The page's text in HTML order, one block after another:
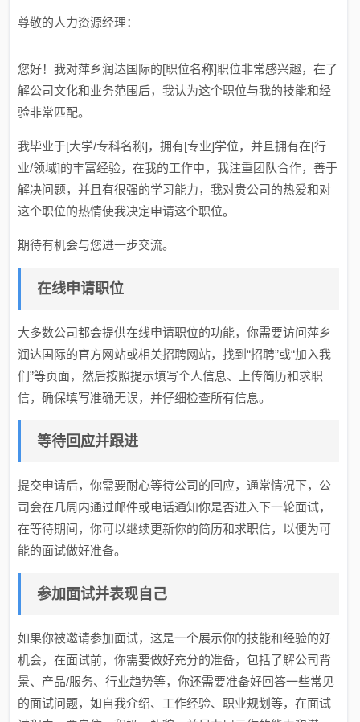
尊敬的人力资源经理：
您好！我对萍乡润达国际的[职位名称]职位非常感兴趣，在了
解公司文化和业务范围后，我认为这个职位与我的技能和经
验非常匹配。
我毕业于[大学/专科名称]，拥有[专业]学位，并且拥有在[行
业/领域]的丰富经验，在我的工作中，我注重团队合作，善于
解决问题，并且有很强的学习能力，我对贵公司的热爱和对
这个职位的热情使我决定申请这个职位。
期待有机会与您进一步交流。
在线申请职位
大多数公司都会提供在线申请职位的功能，你需要访问萍乡
润达国际的官方网站或相关招聘网站，找到“招聘”或“加入我
们”等页面，然后按照提示填写个人信息、上传简历和求职
信，确保填写准确无误，并仔细检查所有信息。
等待回应并跟进
提交申请后，你需要耐心等待公司的回应，通常情况下，公
司会在几周内通过邮件或电话通知你是否进入下一轮面试，
在等待期间，你可以继续更新你的简历和求职信，以便为可
能的面试做好准备。
参加面试并表现自己
如果你被邀请参加面试，这是一个展示你的技能和经验的好
机会，在面试前，你需要做好充分的准备，包括了解公司背
景、产品/服务、行业趋势等，你还需要准备好回答一些常见
的面试问题，如自我介绍、工作经验、职业规划等，在面试